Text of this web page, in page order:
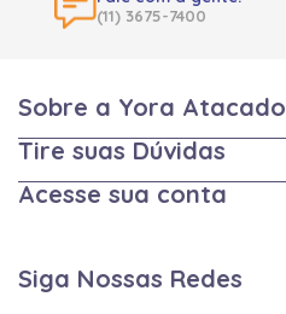
(11) 3675-7400
Sobre a Yora Atacado
Tire suas Dúvidas
Acesse sua conta
Siga Nossas Redes